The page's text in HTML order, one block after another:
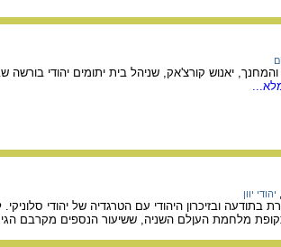
יאנוש קורצ'אק, שניהל בית יתומים יהודי בורשה
יהודי יוון
מלחמת העןלם השניה, ששיעור הנספים מקרבם הגיע ל-